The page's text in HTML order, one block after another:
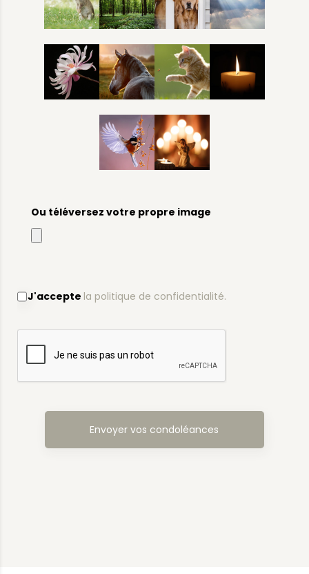
Ou téléversez votre propre image
J'accepte la politique de confidentialité.